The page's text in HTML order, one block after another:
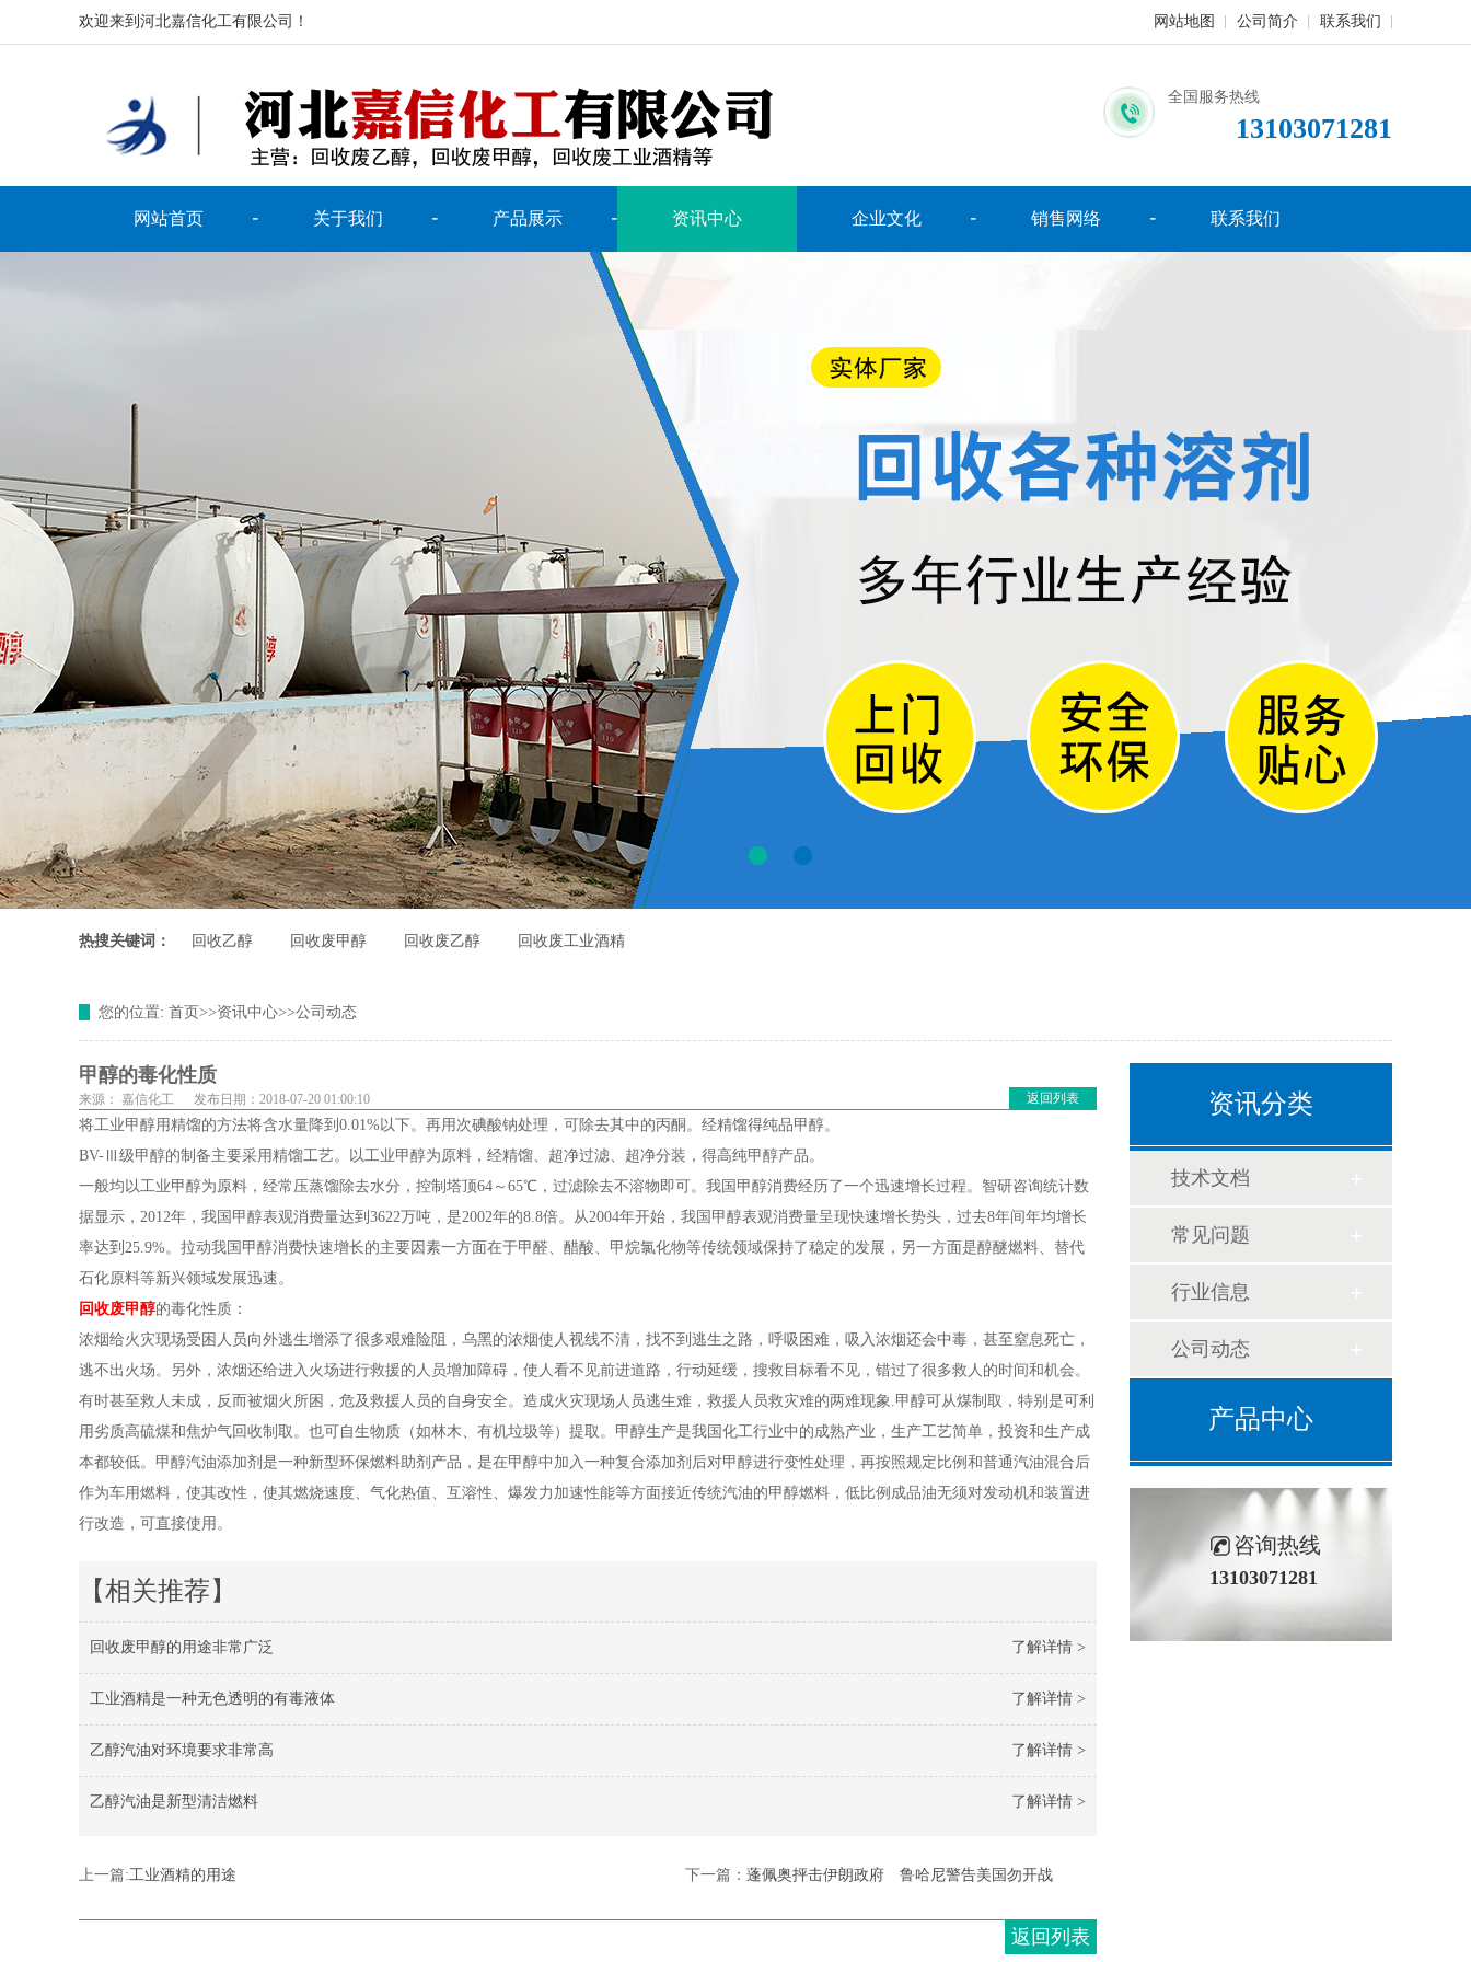
欢迎来到河北嘉信化工有限公司！ 网站地图 公司简介 联系我们
全国服务热线
13103071281
网站首页 关于我们 产品展示 资讯中心 企业文化 销售网络 联系我们
热搜关键词： 回收乙醇 回收废甲醇 回收废乙醇 回收废工业酒精
您的位置: 首页 >>资讯中心>>公司动态
甲醇的毒化性质
返回列表
来源： 嘉信化工 发布日期：2018-07-20 01:00:10
将工业甲醇用精馏的方法将含水量降到0.01%以下。再用次碘酸钠处理，可除去其中的丙酮。经精馏得纯品甲醇。
BV-Ⅲ级甲醇的制备主要采用精馏工艺。以工业甲醇为原料，经精馏、超净过滤、超净分装，得高纯甲醇产品。
一般均以工业甲醇为原料，经常压蒸馏除去水分，控制塔顶64～65℃，过滤除去不溶物即可。我国甲醇消费经历了一个迅速增长过程。智研咨询统计数
据显示，2012年，我国甲醇表观消费量达到3622万吨，是2002年的8.8倍。从2004年开始，我国甲醇表观消费量呈现快速增长势头，过去8年间年均增长
率达到25.9%。拉动我国甲醇消费快速增长的主要因素一方面在于甲醛、醋酸、甲烷氯化物等传统领域保持了稳定的发展，另一方面是醇醚燃料、替代
石化原料等新兴领域发展迅速。
回收废甲醇的毒化性质：
浓烟给火灾现场受困人员向外逃生增添了很多艰难险阻，乌黑的浓烟使人视线不清，找不到逃生之路，呼吸困难，吸入浓烟还会中毒，甚至窒息死亡，
逃不出火场。另外，浓烟还给进入火场进行救援的人员增加障碍，使人看不见前进道路，行动延缓，搜救目标看不见，错过了很多救人的时间和机会。
有时甚至救人未成，反而被烟火所困，危及救援人员的自身安全。造成火灾现场人员逃生难，救援人员救灾难的两难现象.甲醇可从煤制取，特别是可利
用劣质高硫煤和焦炉气回收制取。也可自生物质（如林木、有机垃圾等）提取。甲醇生产是我国化工行业中的成熟产业，生产工艺简单，投资和生产成
本都较低。甲醇汽油添加剂是一种新型环保燃料助剂产品，是在甲醇中加入一种复合添加剂后对甲醇进行变性处理，再按照规定比例和普通汽油混合后
作为车用燃料，使其改性，使其燃烧速度、气化热值、互溶性、爆发力加速性能等方面接近传统汽油的甲醇燃料，低比例成品油无须对发动机和装置进
行改造，可直接使用。
【相关推荐】
了解详情 >
回收废甲醇的用途非常广泛
了解详情 >
工业酒精是一种无色透明的有毒液体
了解详情 >
乙醇汽油对环境要求非常高
了解详情 >
乙醇汽油是新型清洁燃料
上一篇:工业酒精的用途 下一篇： 蓬佩奥抨击伊朗政府 鲁哈尼警告美国勿开战
返回列表
资讯分类
技术文档
常见问题
行业信息
公司动态
产品中心
咨询热线
13103071281